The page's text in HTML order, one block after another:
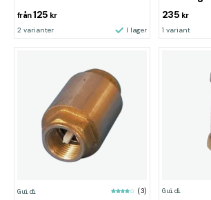
från125 kr
2 varianter I lager
235 kr
1 variant
Guidi (3) Guidi